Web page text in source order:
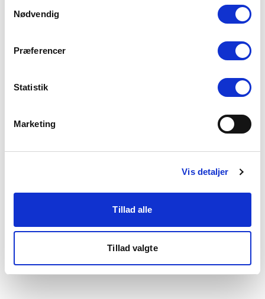
Du kan læse mere om vores brug af cookies under
"Detaljer" eller ved at klikke videre til vores Cookiepolitik,
Nødvendig
Præferencer
Statistik
Marketing
Vis detaljer
Tillad alle
Tillad valgte